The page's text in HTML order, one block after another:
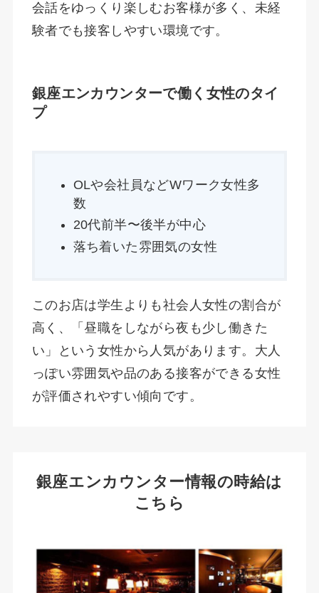
会話をゆっくり楽しむお客様が多く、未経
験者でも接客しやすい環境です。
銀座エンカウンターで働く女性のタイ
プ
OLや会社員などWワーク女性多
数
20代前半〜後半が中心
落ち着いた雰囲気の女性
このお店は学生よりも社会人女性の割合が
高く、「昼職をしながら夜も少し働きた
い」という女性から人気があります。大人
っぽい雰囲気や品のある接客ができる女性
が評価されやすい傾向です。
銀座エンカウンター情報の時給は
こちら